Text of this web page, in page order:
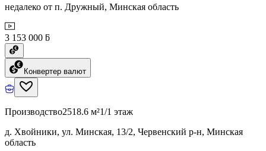
недалеко от п. Дружный, Минская область
3 153 000 ƃ
Конвертер валют
Производство2518.6 м²1/1 этаж
д. Хвойники, ул. Минская, 13/2, Червенский р-н, Минская
область